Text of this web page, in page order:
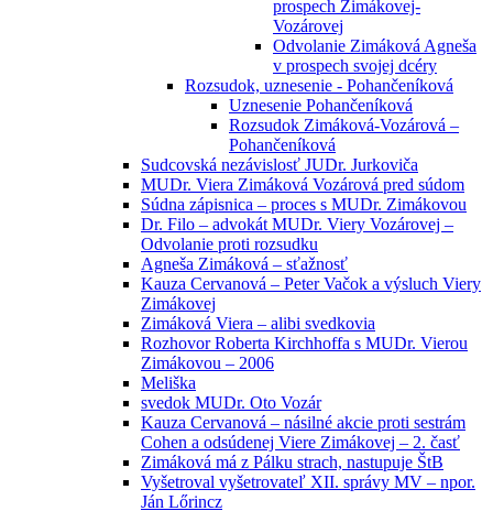
prospech Zimákovej-
Vozárovej
Odvolanie Zimáková Agneša
v prospech svojej dcéry
Rozsudok, uznesenie - Pohančeníková
Uznesenie Pohančeníková
Rozsudok Zimáková-Vozárová –
Pohančeníková
Sudcovská nezávislosť JUDr. Jurkoviča
MUDr. Viera Zimáková Vozárová pred súdom
Súdna zápisnica – proces s MUDr. Zimákovou
Dr. Filo – advokát MUDr. Viery Vozárovej –
Odvolanie proti rozsudku
Agneša Zimáková – sťažnosť
Kauza Cervanová – Peter Vačok a výsluch Viery
Zimákovej
Zimáková Viera – alibi svedkovia
Rozhovor Roberta Kirchhoffa s MUDr. Vierou
Zimákovou – 2006
Meliška
svedok MUDr. Oto Vozár
Kauza Cervanová – násilné akcie proti sestrám
Cohen a odsúdenej Viere Zimákovej – 2. časť
Zimáková má z Pálku strach, nastupuje ŠtB
Vyšetroval vyšetrovateľ XII. správy MV – npor.
Ján Lőrincz